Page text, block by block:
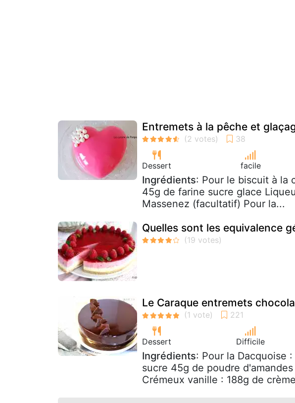
Entremets à la pêche et
Dessert facile
Ingrédients: Pour le biscuit à la
45g de farine sucre glace
Massenez (facultatif) Pour la...
Quelles sont les equivalence
Le Caraque entremets
Dessert Difficile
Ingrédients: Pour la Dacquoise
sucre 45g de poudre
Crémeux vanille : 188g de